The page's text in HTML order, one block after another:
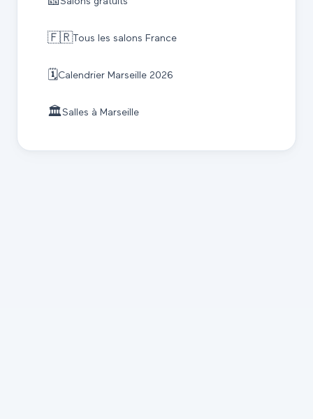
🇫🇷Tous les salons France
🗓️Calendrier Marseille 2026
🏛️Salles à Marseille